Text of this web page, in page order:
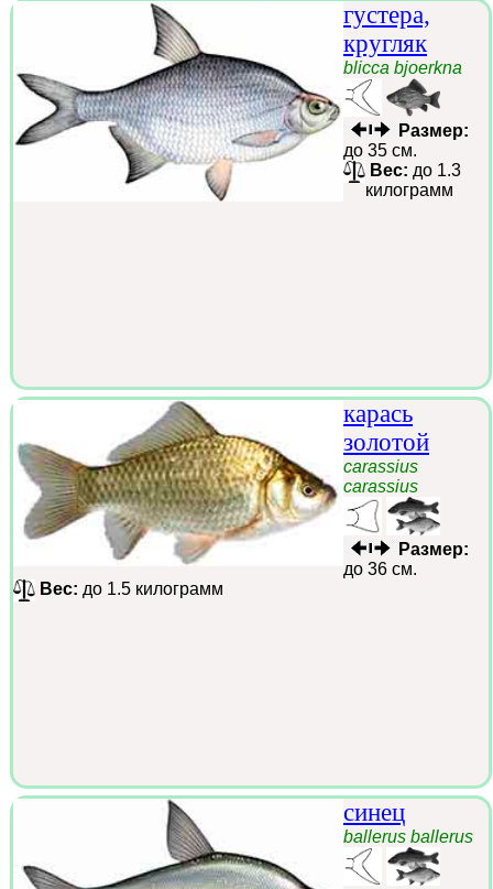
густера,
кругляк
blicca bjoerkna
Размер:
до 35 см.
Вес: до 1.3
килограмм
карась
золотой
carassius
carassius
Размер:
до 36 см.
Вес: до 1.5 килограмм
синец
ballerus ballerus